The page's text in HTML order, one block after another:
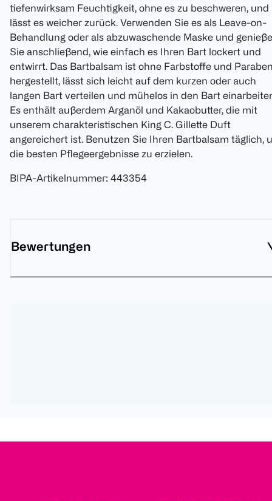
tiefenwirksam Feuchtigkeit, ohne es zu beschweren, und
lässt es weicher zurück. Verwenden Sie es als Leave-on-
Behandlung oder als abzuwaschende Maske und
Sie anschließend, wie einfach es Ihren Bart lockert und
entwirrt. Das Bartbalsam ist ohne Farbstoffe und
hergestellt, lässt sich leicht auf dem kurzen oder auch
langen Bart verteilen und mühelos in den Bart
Es enthält außerdem Arganöl und Kakaobutter, die mit
unserem charakteristischen King C. Gillette Duft
angereichert ist. Benutzen Sie Ihren Bartbalsam täglich,
die besten Pflegeergebnisse zu erzielen.
BIPA-Artikelnummer: 443354
Bewertungen